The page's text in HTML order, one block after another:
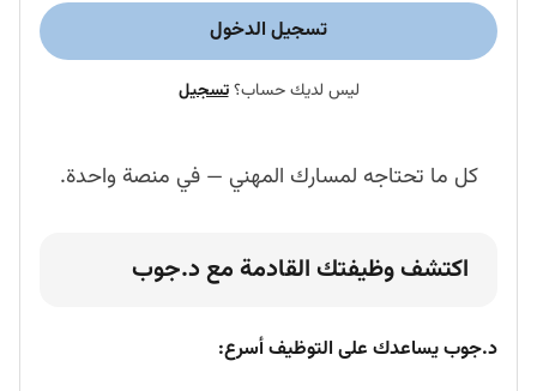
اكتشف وظيفتك القادمة مع د.جوب
د.جوب يساعدك على التوظيف أسرع:
تسجيل الدخول
ليس لديك حساب؟تسجيل
كل ما تحتاجه لمسارك المهني — في منصة واحدة.